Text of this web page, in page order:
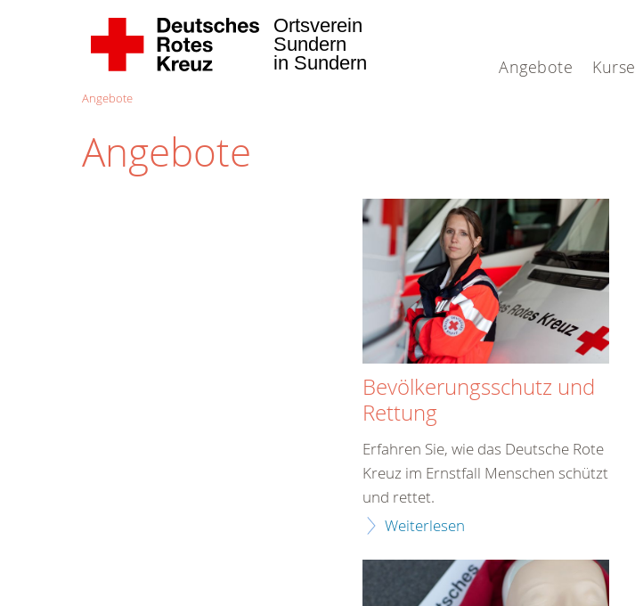
Angebote Kurse
Ortsverein
Sundern
in Sundern
Angebote
Angebote
Bevölkerungsschutz und
Rettung
Erfahren Sie, wie das Deutsche Rote
Kreuz im Ernstfall Menschen schützt
und rettet.
Weiterlesen